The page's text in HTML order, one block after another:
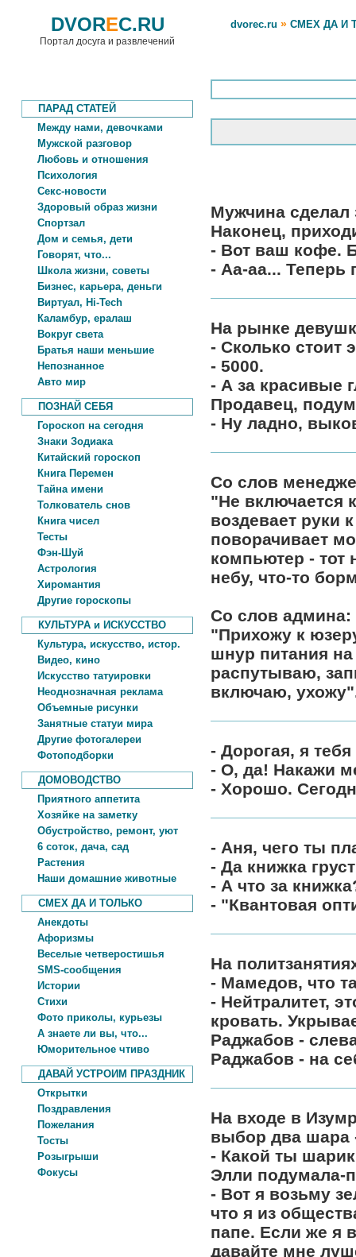
DVOREC.RU
Портал досуга и развлечений
dvorec.ru » СМЕХ ДА И
ПАРАД СТАТЕЙ
Между нами, девочками
Мужской разговор
Любовь и отношения
Психология
Секс-новости
Здоровый образ жизни
Спортзал
Дом и семья, дети
Говорят, что...
Школа жизни, советы
Бизнес, карьера, деньги
Виртуал, Hi-Tech
Каламбур, ералаш
Вокруг света
Братья наши меньшие
Непознанное
Авто мир
ПОЗНАЙ СЕБЯ
Гороскоп на сегодня
Знаки Зодиака
Китайский гороскоп
Книга Перемен
Тайна имени
Толкователь снов
Книга чисел
Тесты
Фэн-Шуй
Астрология
Хиромантия
Другие гороскопы
КУЛЬТУРА и ИСКУССТВО
Культура, искусство, истор.
Видео, кино
Искусство татуировки
Неоднозначная реклама
Объемные рисунки
Занятные статуи мира
Другие фотогалереи
Фотоподборки
ДОМОВОДСТВО
Приятного аппетита
Хозяйке на заметку
Обустройство, ремонт, уют
6 соток, дача, сад
Растения
Наши домашние животные
СМЕХ ДА И ТОЛЬКО
Анекдоты
Афоризмы
Веселые четверостишья
SMS-сообщения
Истории
Стихи
Фото приколы, курьезы
А знаете ли вы, что...
Юморительное чтиво
ДАВАЙ УСТРОИМ ПРАЗДНИК
Открытки
Поздравления
Пожелания
Тосты
Розыгрыши
Фокусы
Мужчина сделал
Наконец,
- Вот ваш кофе.
- Аа-аа... Теперь
На рынке
- Сколько стоит
- 5000.
- А за красивые
Продавец,
- Ну ладно,
Cо слов
"Не включается
воздевает руки
поворачивает
компьютер - тот
небу, что-то
Cо слов админа:
"Прихожу к
шнур питания
распутываю,
включаю,
- Дорогая, я
- О, да! Накажи
- Хорошо.
- Аня, чего ты
- Да книжка
- А что за
- "Квантовая
На
- Мамедов, что
- Нейтралитет,
кровать.
Раджабов -
Раджабов - на
На входе в
выбор два шара
- Какой ты
Элли подумала-
- Вот я возьму
что я из
папе. Если же я
давайте мне